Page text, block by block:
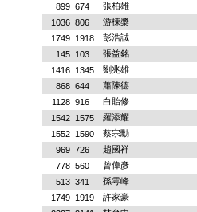
899 674
張柏雄
1036 806
游棟槳
1749
1918
彭浩誠
145
103
張益銘
1416
1345
劉兆雄
868 644
蕭陳德
1128 916
白貽修
1542
1575
羅添耀
1552
1590
蔡宗勳
969 726
趙國祥
778 560
曾偉彥
513 341
孫雩峰
1749
1919
許家豪